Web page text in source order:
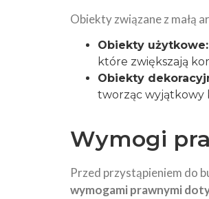
Obiekty związane z małą
Obiekty użytkowe:
które zwiększają
Obiekty
tworząc wyjątkowy
Wymogi
Przed przystąpieniem do
wymogami prawnymi